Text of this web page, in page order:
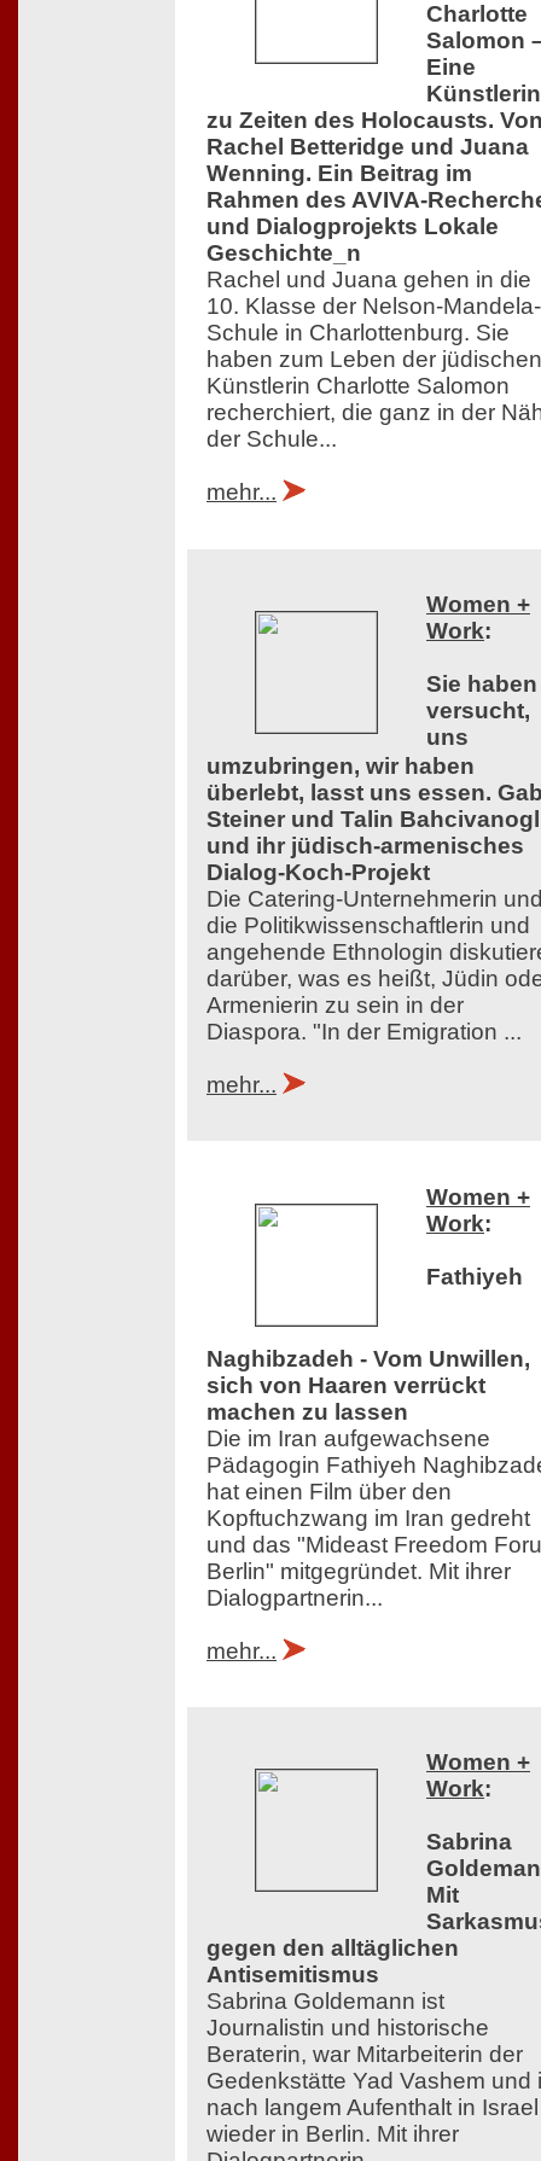
Charlotte
Salomon
Eine
Künstlerin
zu Zeiten des Holocausts.
Rachel Betteridge und Juana
Wenning. Ein Beitrag im
Rahmen des AVIVA-
und Dialogprojekts Lokale
Geschichte_n
Rachel und Juana gehen in die
10. Klasse der Nelson-Mandela-
Schule in Charlottenburg. Sie
haben zum Leben der jüdischen
Künstlerin Charlotte Salomon
recherchiert, die ganz in der
der Schule...
mehr...
Women +
Work:
Sie haben
versucht,
uns
umzubringen, wir haben
überlebt, lasst uns essen.
Steiner und Talin
und ihr jüdisch-armenisches
Dialog-Koch-Projekt
Die Catering-Unternehmerin
die Politikwissenschaftlerin und
angehende Ethnologin
darüber, was es heißt, Jüdin
Armenierin zu sein in der
Diaspora. "In der Emigration ...
mehr...
Women +
Work:
Fathiyeh
Naghibzadeh - Vom Unwillen,
sich von Haaren verrückt
machen zu lassen
Die im Iran aufgewachsene
Pädagogin Fathiyeh
hat einen Film über den
Kopftuchzwang im Iran gedreht
und das "Mideast Freedom
Berlin" mitgegründet. Mit ihrer
Dialogpartnerin...
mehr...
Women +
Work:
Sabrina
Mit
gegen den alltäglichen
Antisemitismus
Sabrina Goldemann ist
Journalistin und historische
Beraterin, war Mitarbeiterin der
Gedenkstätte Yad Vashem und
nach langem Aufenthalt in Israel
wieder in Berlin. Mit ihrer